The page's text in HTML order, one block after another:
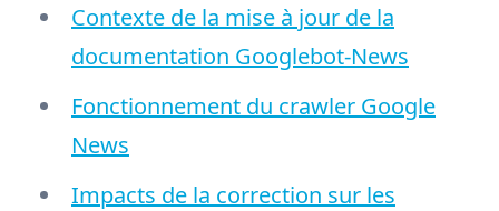
Contexte de la mise à jour de la
documentation Googlebot-News
Fonctionnement du crawler Google
News
Impacts de la correction sur les